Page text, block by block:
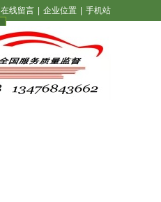
在线留言 企业位置 手机站